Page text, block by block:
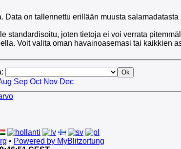
on tallennettu erillään muusta salamadatasta
standardisoitu, joten tietoja ei voi verrata
Voit valita oman havainoasemasi tai kaikkien
Sep Oct Nov Dec
• Powered by MyBlitzortung